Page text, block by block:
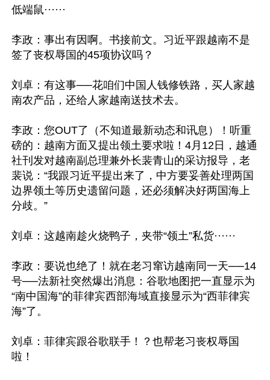
低端鼠······
李政：事出有因啊。书接前文。习近平跟越南不是
签了丧权辱国的45项协议吗？
刘卓：有这事──花咱们中国人钱修铁路，买人家越
南农产品，还给人家越南送技术去。
李政：您OUT了（不知道最新动态和讯息）！听重
磅的：越南方面又提出领土要求啦！4月12日，越通
社刊发对越南副总理兼外长裴青山的采访报导，老
裴说：“我跟习近平提出来了，中方要妥善处理两国
边界领土等历史遗留问题，还必须解决好两国海上
分歧。”
刘卓：这越南趁火烧鸭子，夹带“领土”私货······
李政：要说也绝了！就在老习窜访越南同一天──14
号──法新社突然爆出消息：谷歌地图把一直显示为
“南中国海”的菲律宾西部海域直接显示为“西菲律宾
海”了。
刘卓：菲律宾跟谷歌联手！？也帮老习丧权辱国
啦！